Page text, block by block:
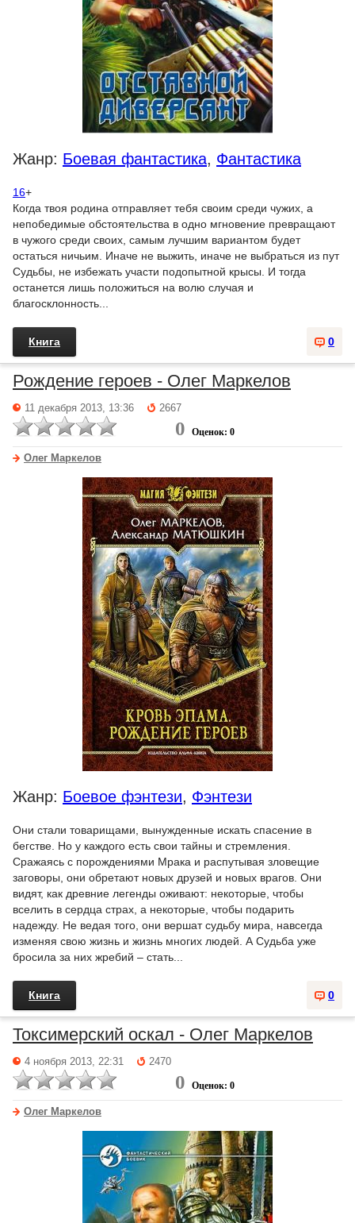
Жанр: Боевая фантастика, Фантастика
16+
Когда твоя родина отправляет тебя своим среди чужих, а
непобедимые обстоятельства в одно мгновение превращают
в чужого среди своих, самым лучшим вариантом будет
остаться ничьим. Иначе не выжить, иначе не выбраться из пут
Судьбы, не избежать участи подопытной крысы. И тогда
останется лишь положиться на волю случая и
благосклонность...
0
Книга
Рождение героев - Олег Маркелов
11 декабря 2013, 13:36 2667
0 Оценок: 0
Олег Маркелов
Жанр: Боевое фэнтези, Фэнтези
Они стали товарищами, вынужденные искать спасение в
бегстве. Но у каждого есть свои тайны и стремления.
Сражаясь с порождениями Мрака и распутывая зловещие
заговоры, они обретают новых друзей и новых врагов. Они
видят, как древние легенды оживают: некоторые, чтобы
вселить в сердца страх, а некоторые, чтобы подарить
надежду. Не ведая того, они вершат судьбу мира, навсегда
изменяя свою жизнь и жизнь многих людей. А Судьба уже
бросила за них жребий – стать...
0
Книга
Токсимерский оскал - Олег Маркелов
4 ноября 2013, 22:31 2470
0 Оценок: 0
Олег Маркелов